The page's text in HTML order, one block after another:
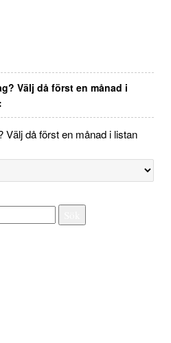
Välj då först en månad i
Välj då först en månad i listan